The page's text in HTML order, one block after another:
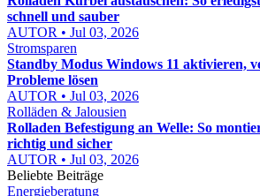
schnell und sauber
AUTOR • Jul 03, 2026
Stromsparen
Standby Modus Windows 11 aktivieren,
Probleme lösen
AUTOR • Jul 03, 2026
Rolläden & Jalousien
Rolladen Befestigung an Welle: So
richtig und sicher
AUTOR • Jul 03, 2026
Beliebte Beiträge
Energieberatung